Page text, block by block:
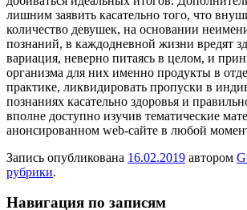
лишним заявить касательно того, что
количество девушек, на основании
познаний, в каждодневной жизни вредят
вариация, неверно питаясь в целом, и
организма для них именно продукты в
практике, ликвидировать пропуски в
познаниях касательно здоровья и
вполне доступно изучив тематические
анонсированном web-сайте в любой
Запись опубликована 16.02.2019 автором
рубрики.
Навигация по записям